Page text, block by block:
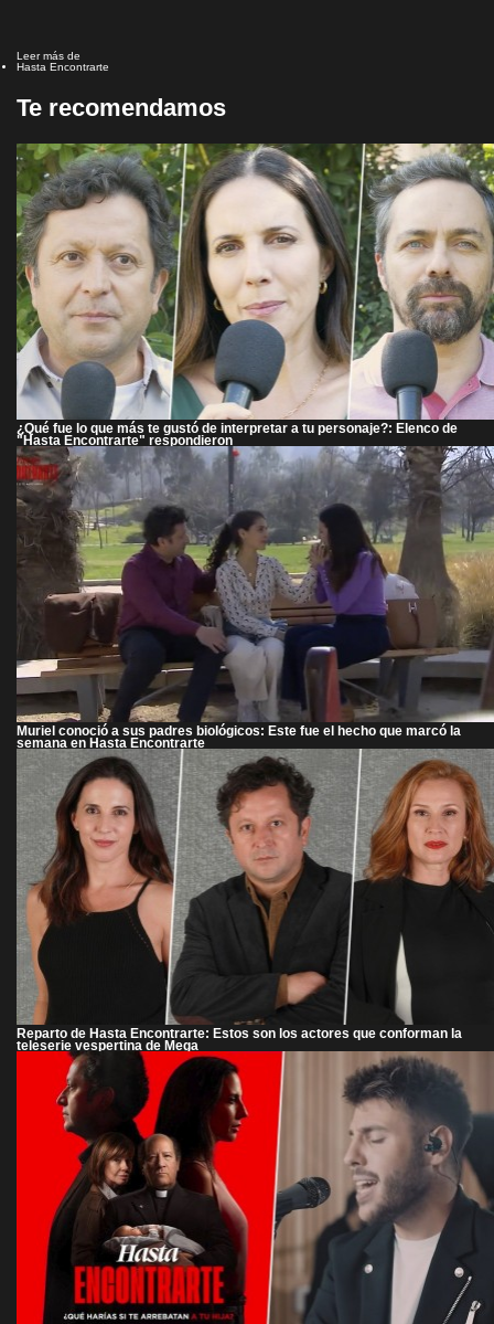
Leer más de
Hasta Encontrarte
Te recomendamos
¿Qué fue lo que más te gustó de interpretar a tu personaje?: Elenco de
"Hasta Encontrarte" respondieron
Muriel conoció a sus padres biológicos: Este fue el hecho que marcó la
semana en Hasta Encontrarte
Reparto de Hasta Encontrarte: Estos son los actores que conforman la
teleserie vespertina de Mega